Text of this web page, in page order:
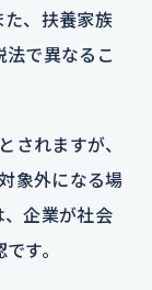
た、扶養家族
法で異なるこ
されますが、
象外になる場
、企業が社会
す。